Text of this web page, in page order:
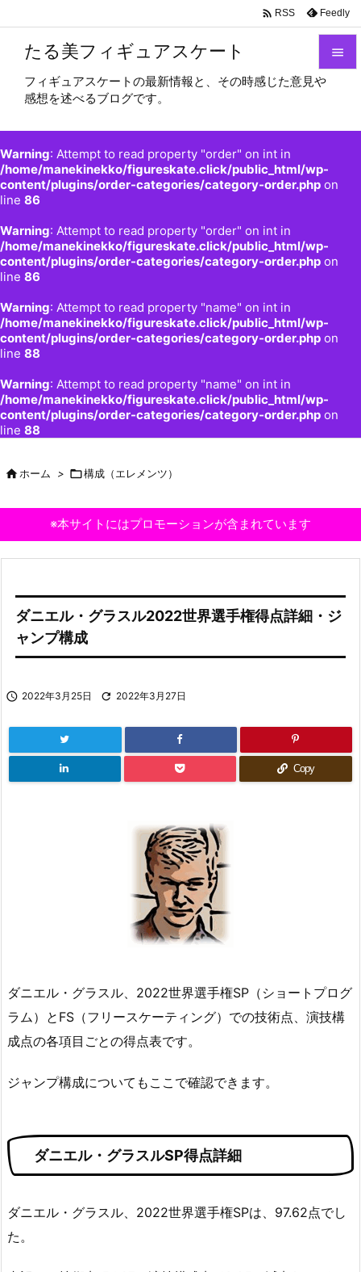
たる美フィギュアスケート
フィギュアスケートの最新情報と、その時感じた意見や
感想を述べるブログです。
Warning: Attempt to read property "order" on int in
/home/manekinekko/figureskate.click/public_html/wp-
content/plugins/order-categories/category-order.php on
line 86
Warning: Attempt to read property "order" on int in
/home/manekinekko/figureskate.click/public_html/wp-
content/plugins/order-categories/category-order.php on
line 86
Warning: Attempt to read property "name" on int in
/home/manekinekko/figureskate.click/public_html/wp-
content/plugins/order-categories/category-order.php on
line 88
Warning: Attempt to read property "name" on int in
/home/manekinekko/figureskate.click/public_html/wp-
content/plugins/order-categories/category-order.php on
line 88


前へ

 RSS Feedly
ホーム > 構成（エレメンツ）
※本サイトにはプロモーションが含まれています
ダニエル・グラスル2022世界選手権得点詳細・ジ
ャンプ構成
 2022年3月25日  2022年3月27日
Copy
ダニエル・グラスル、2022世界選手権SP（ショートプログ
ラム）とFS（フリースケーティング）での技術点、演技構
成点の各項目ごとの得点表です。
ジャンプ構成についてもここで確認できます。
ダニエル・グラスルSP得点詳細
ダニエル・グラスル、2022世界選手権SPは、97.62点でし
た。